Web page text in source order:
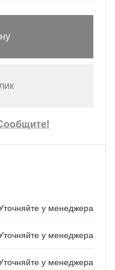
у менеджера
у менеджера
у менеджера